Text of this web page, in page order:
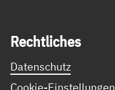
Recht­li­ches
Datenschutz
Cookie-Einstellungen